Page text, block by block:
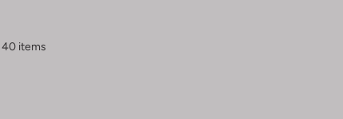
40 items